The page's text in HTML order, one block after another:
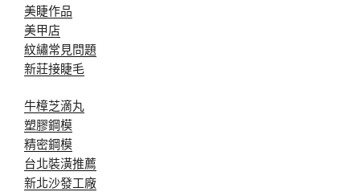
美睫作品
美甲店
紋繡常見問題
新莊接睫毛
牛樟芝滴丸
塑膠鋼模
精密鋼模
台北裝潢推薦
新北沙發工廠